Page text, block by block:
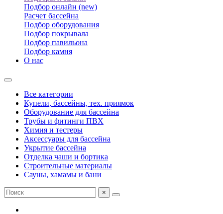
Подбор онлайн (new)
Расчет бассейна
Подбор оборудования
Подбор покрывала
Подбор павильона
Подбор камня
О нас
Все категории
Купели, бассейны, тех. приямок
Оборудование для бассейна
Трубы и фитинги ПВХ
Химия и тестеры
Аксессуары для бассейна
Укрытие бассейна
Отделка чаши и бортика
Строительные материалы
Сауны, хамамы и бани
×